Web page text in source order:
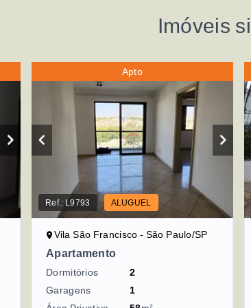
Imóveis
Apto
Ref.: L9793 ALUGUEL
Vila São Francisco - São Paulo/SP
Apartamento
Dormitórios
2
Garagens
1